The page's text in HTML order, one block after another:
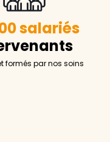
salariés
formés par nos soins